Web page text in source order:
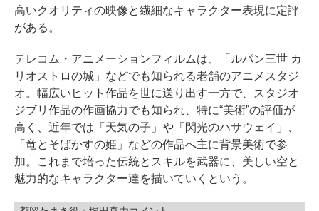
高いクオリティの映像と繊細なキャラクター表現に定評
がある。
テレコム・アニメーションフィルムは、「ルパン三世 カ
リオストロの城」などでも知られる老舗のアニメスタジ
オ。幅広いヒット作品を世に送り出す一方で、スタジオ
ジブリ作品の作画協力でも知られ、特に“美術”の評価が
高く、近年では「天気の子」や「閃光のハサウェイ」、
「竜とそばかすの姫」などの作品へ主に背景美術で参
加。これまで培った伝統とスキルを武器に、美しい空と
魅力的なキャラクター達を描いていくという。